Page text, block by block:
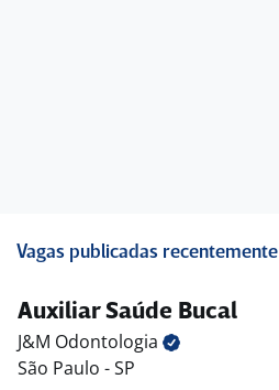
Vagas publicadas recentemente
Auxiliar Saúde Bucal
J&M Odontologia
São Paulo - SP